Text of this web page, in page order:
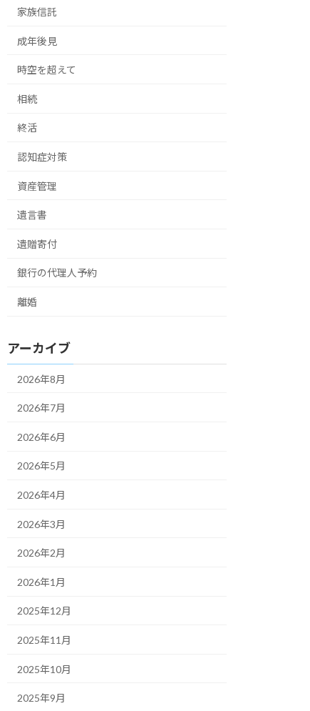
家族信託
成年後見
時空を超えて
相続
終活
認知症対策
資産管理
遺言書
遺贈寄付
銀行の代理人予約
離婚
アーカイブ
2026年8月
2026年7月
2026年6月
2026年5月
2026年4月
2026年3月
2026年2月
2026年1月
2025年12月
2025年11月
2025年10月
2025年9月